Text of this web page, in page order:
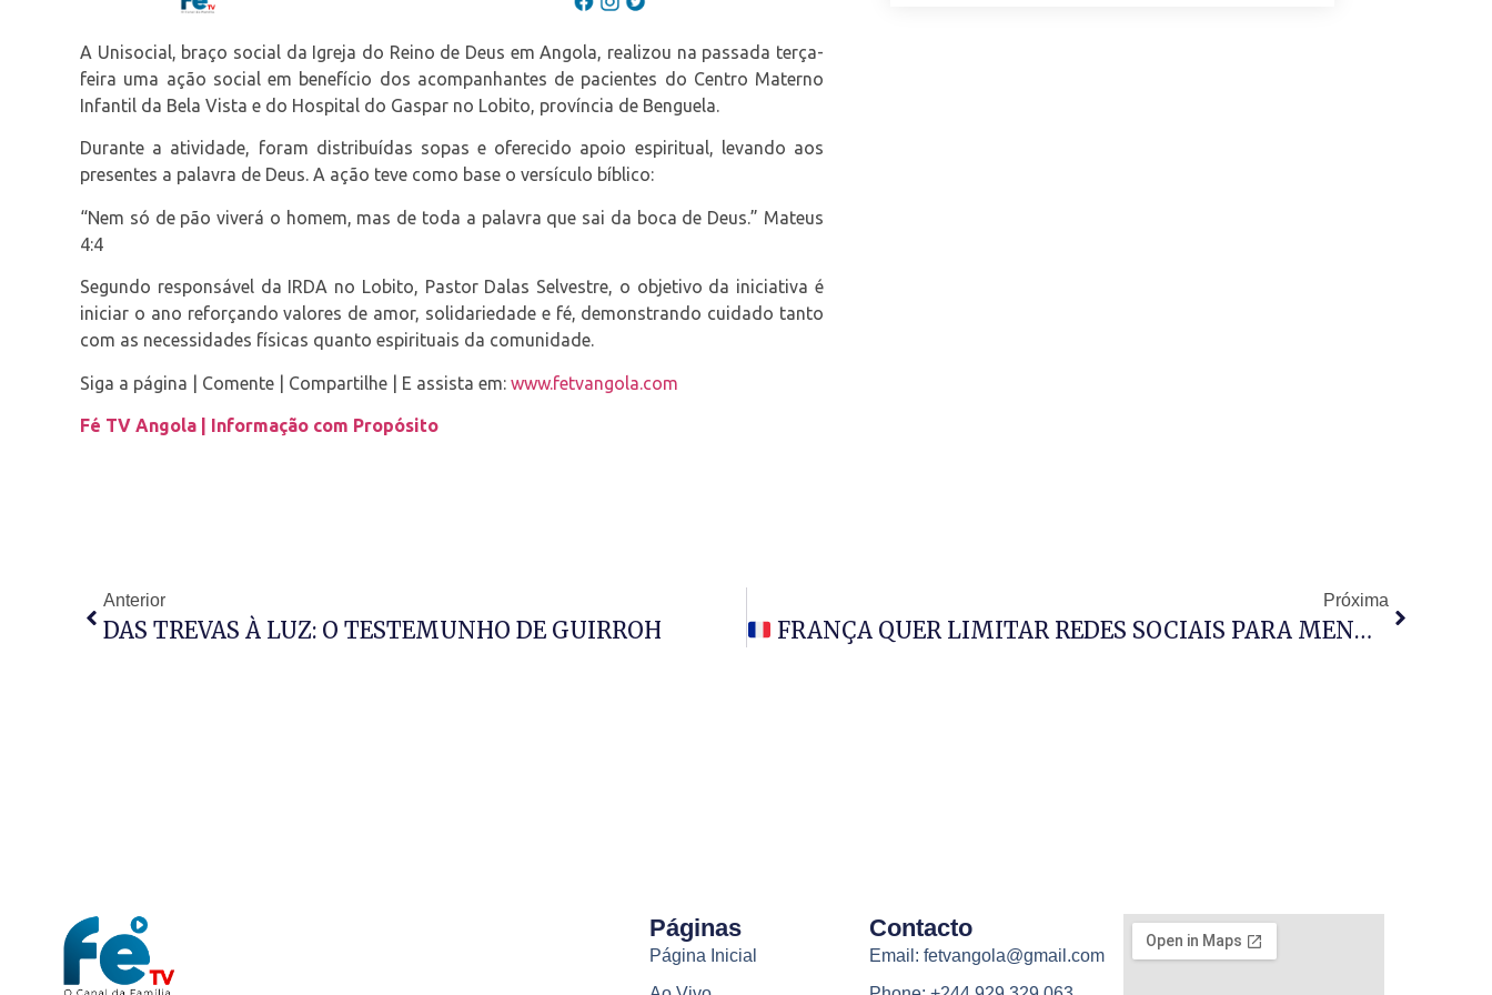
A Unisocial, braço social da Igreja do Reino de Deus em Angola, realizou na passada terça-
feira uma ação social em benefício dos acompanhantes de pacientes do Centro Materno
Infantil da Bela Vista e do Hospital do Gaspar no Lobito, província de Benguela.
Durante a atividade, foram distribuídas sopas e oferecido apoio espiritual, levando aos
presentes a palavra de Deus. A ação teve como base o versículo bíblico:
“Nem só de pão viverá o homem, mas de toda a palavra que sai da boca de Deus.” Mateus
4:4
Segundo responsável da IRDA no Lobito, Pastor Dalas Selvestre, o objetivo da iniciativa é
iniciar o ano reforçando valores de amor, solidariedade e fé, demonstrando cuidado tanto
com as necessidades físicas quanto espirituais da comunidade.
Siga a página | Comente | Compartilhe | E assista em: www.fetvangola.com
Fé TV Angola | Informação com Propósito
Anterior
DAS TREVAS À LUZ: O TESTEMUNHO DE GUIRROH
Próxima
FRANÇA QUER LIMITAR REDES SOCIAIS PARA MENORES
Páginas
Página Inicial
Contacto
Email: fetvangola@gmail.com